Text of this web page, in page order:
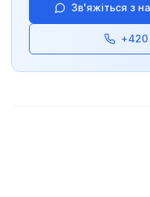
Зв'яжіться з
+420